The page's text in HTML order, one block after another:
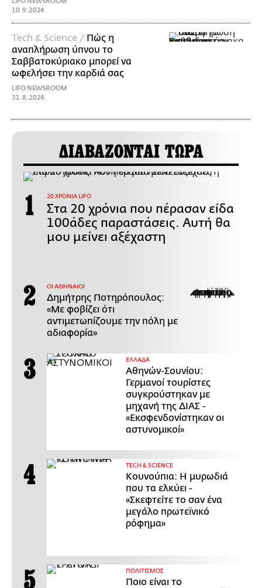
10.9.2024
Τech & Science / Πώς η
αναπλήρωση ύπνου το
Σαββατοκύριακο μπορεί να
ωφελήσει την καρδιά σας
LIFO NEWSROOM
31.8.2024
ΔΙΑΒΑΖΟΝΤΑΙ ΤΩΡΑ
20 ΧΡΟΝΙΑ LIFO
Στα 20 χρόνια που πέρασαν είδα
100άδες παραστάσεις. Αυτή θα
μου μείνει αξέχαστη
ΟΙ ΑΘΗΝΑΙΟΙ
Δημήτρης Ποτηρόπουλος:
«Με φοβίζει ότι
αντιμετωπίζουμε την πόλη με
αδιαφορία»
ΕΛΛΑΔΑ
Αθηνών-Σουνίου:
Γερμανοί τουρίστες
συγκρούστηκαν με
μηχανή της ΔΙΑΣ -
«Εκσφενδονίστηκαν οι
αστυνομικοί»
ΤECH & SCIENCE
Κουνούπια: Η μυρωδιά
που τα ελκύει -
«Σκεφτείτε το σαν ένα
μεγάλο πρωτεϊνικό
ρόφημα»
ΠΟΛΙΤΙΣΜΟΣ
Ποιο είναι το